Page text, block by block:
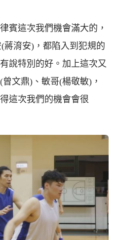
賓這次我們機會滿大的，
蔣淯安)，都陷入到犯規的
說特別的好。加上這次又
文鼎)、敏哥(楊敬敏)，
這次我們的機會會很